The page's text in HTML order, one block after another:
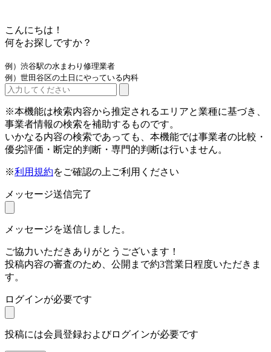
こんにちは！
何をお探しですか？
例）渋谷駅の水まわり修理業者
例）世田谷区の土日にやっている内科
※本機能は検索内容から推定されるエリアと業種に基づき、
事業者情報の検索を補助するものです。
いかなる内容の検索であっても、本機能では事業者の比較・
優劣評価・断定的判断・専門的判断は行いません。
※利用規約をご確認の上ご利用ください
メッセージ送信完了
メッセージを送信しました。
ご協力いただきありがとうございます！
投稿内容の審査のため、公開まで約3営業日程度いただきま
す。
ログインが必要です
投稿には会員登録およびログインが必要です